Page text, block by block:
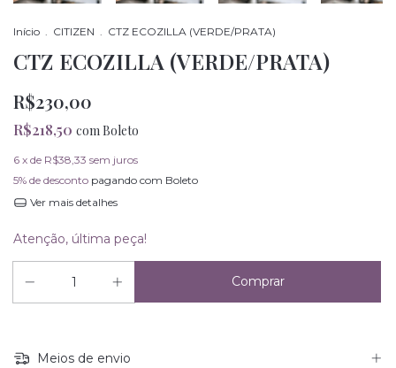
Início . CITIZEN . CTZ ECOZILLA (VERDE/PRATA)
CTZ ECOZILLA (VERDE/PRATA)
R$230,00
R$218,50 comBoleto
6 x de R$38,33 sem juros
5% de desconto pagando com Boleto
Ver mais detalhes
Atenção, última peça!
Meios de envio